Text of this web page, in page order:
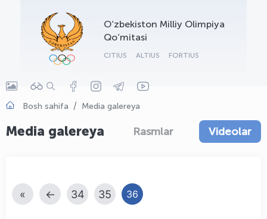
O‘zbekiston Milliy Olimpiya
Qo‘mitasi
CITIUS ALTIUS FORTIUS
Bosh sahifa Media galereya
Media galereya Rasmlar Videolar
« ← 34 35 36
OLYMPCHIK AI - yordamchi
Onlayn · olympic.uz